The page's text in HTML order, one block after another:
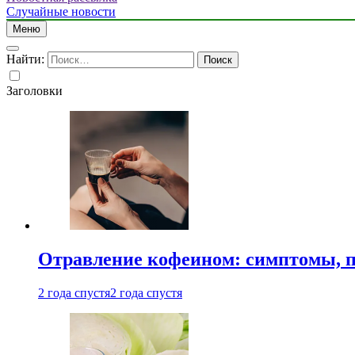
Случайные новости
Меню
Найти:
Заголовки
Отравление кофеином: симптомы,
2 года спустя2 года спустя